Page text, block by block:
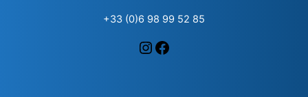
+33 (0)6 98 99 52 85